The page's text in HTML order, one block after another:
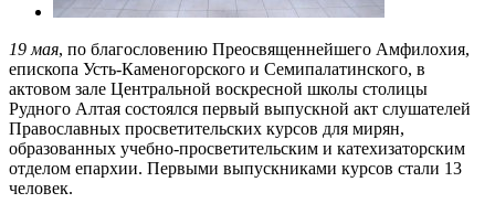
19 мая, по благословению Преосвященнейшего Амфилохия,
епископа Усть-Каменогорского и Семипалатинского, в
актовом зале Центральной воскресной школы столицы
Рудного Алтая состоялся первый выпускной акт слушателей
Православных просветительских курсов для мирян,
образованных учебно-просветительским и катехизаторским
отделом епархии. Первыми выпускниками курсов стали 13
человек.